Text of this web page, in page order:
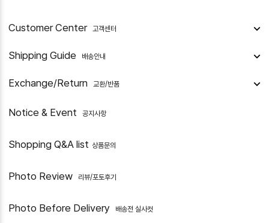
Customer Center 고객센터
Shipping Guide 배송안내
Exchange/Return 교환/반품
Notice & Event 공지사항
Shopping Q&A list 상품문의
Photo Review 리뷰/포토후기
Photo Before Delivery 배송전 실사컷